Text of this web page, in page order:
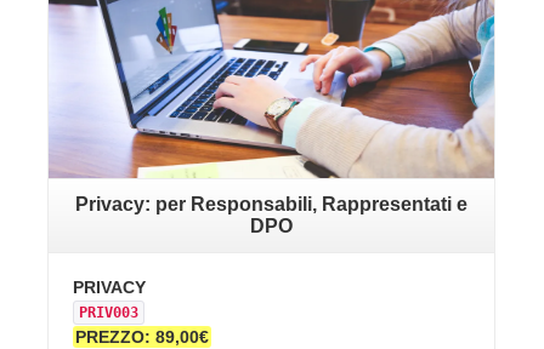
Privacy: per Responsabili, Rappresentati e
DPO
PRIVACY
PRIV003
PREZZO: 89,00€